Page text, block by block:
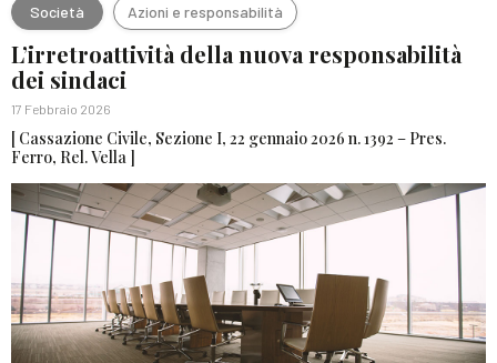
Società Azioni e responsabilità
L’irretroattività della nuova responsabilità
dei sindaci
17 Febbraio 2026
[ Cassazione Civile, Sezione I, 22 gennaio 2026 n. 1392 – Pres.
Ferro, Rel. Vella ]